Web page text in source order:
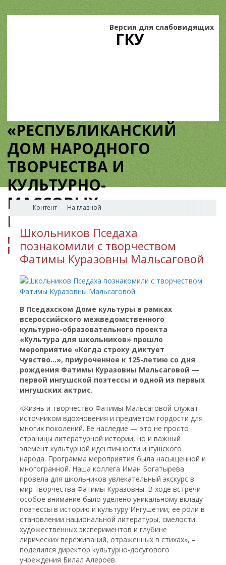
ГКУ
«РЕСПУБЛИКАНСКИЙ
ДОМ НАРОДНОГО
ТВОРЧЕСТВА И
КУЛЬТУРНО-
МАССОВЫХ
МЕРОПРИЯТИЙ»
МИНИСТЕРСТВО КУЛЬТУРЫ
РЕСПУБЛИКИ ИНГУШЕТИЯ
Версия для слабовидящих
Контент На главной
Школьников Пседаха
познакомили с творчеством
Фатимы Куразовны Мальсаговой
В Пседахском Доме культуры в рамках
всероссийского межведомственного
культурно-образовательного проекта
«Культура для школьников» прошло
мероприятие «Когда строку диктует
чувство…», приуроченное к 125-летию со дня
рождения Фатимы Куразовны Мальсаговой —
первой ингушской поэтессы и одной из первых
ингушских актрис.
«Жизнь и творчество Фатимы Мальсаговой служат
источником вдохновения и предметом гордости для
многих поколений. Ее наследие — это не просто
страницы литературной истории, но и важный
элемент культурной идентичности ингушского
народа. Программа мероприятия была насыщенной и
многогранной. Наша коллега Иман Богатырева
провела для школьников увлекательный экскурс в
мир творчества Фатимы Куразовны. В ходе встречи
особое внимание было уделено уникальному вкладу
поэтессы в историю и культуру Ингушетии, ее роли в
становлении национальной литературы, смелости
художественных экспериментов и глубине
лирических переживаний, отраженных в стихах», –
поделился директор культурно-досугового
учреждения Билал Алероев.